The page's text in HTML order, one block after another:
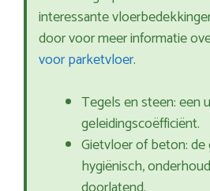
interessante
door voor meer informatie
voor parketvloer.
Tegels en steen: een
geleidingscoëfficiënt.
Gietvloer of beton:
hygiënisch,